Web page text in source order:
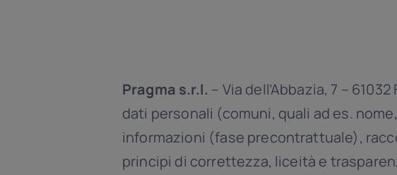
Pragma s.r.l. – Via dell’Abbazia, 7 –
dati personali (comuni, quali ad es.
informazioni (fase precontrattuale),
principi di correttezza, liceità e